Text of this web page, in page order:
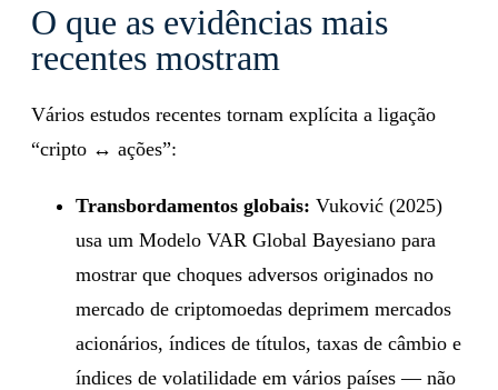
O que as evidências mais
recentes mostram
Vários estudos recentes tornam explícita a ligação
“cripto ↔ ações”:
Transbordamentos globais: Vuković (2025)
usa um Modelo VAR Global Bayesiano para
mostrar que choques adversos originados no
mercado de criptomoedas deprimem mercados
acionários, índices de títulos, taxas de câmbio e
índices de volatilidade em vários países — não